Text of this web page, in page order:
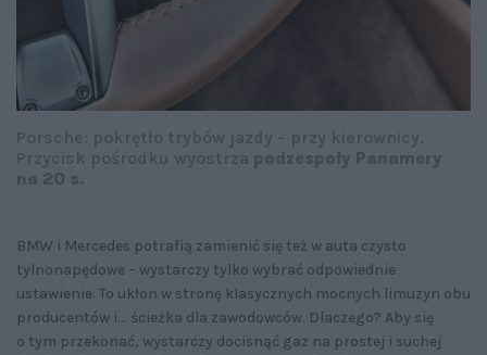
BMW i Mercedes potrafią zamienić się też w auta czysto
tylnonapędowe – wystarczy tylko wybrać odpowiednie
ustawienie. To ukłon w stronę klasycznych mocnych limuzyn obu
producentów i... ścieżka dla zawodowców. Dlaczego? Aby się
o tym przekonać, wystarczy docisnąć gaz na prostej i suchej